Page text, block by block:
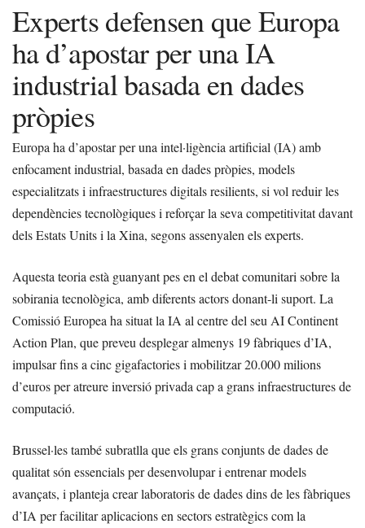
Experts defensen que Europa
ha d’apostar per una IA
industrial basada en dades
pròpies
Europa ha d’apostar per una intel·ligència artificial (IA) amb
enfocament industrial, basada en dades pròpies, models
especialitzats i infraestructures digitals resilients, si vol reduir les
dependències tecnològiques i reforçar la seva competitivitat davant
dels Estats Units i la Xina, segons assenyalen els experts.
Aquesta teoria està guanyant pes en el debat comunitari sobre la
sobirania tecnològica, amb diferents actors donant-li suport. La
Comissió Europea ha situat la IA al centre del seu AI Continent
Action Plan, que preveu desplegar almenys 19 fàbriques d’IA,
impulsar fins a cinc gigafactories i mobilitzar 20.000 milions
d’euros per atreure inversió privada cap a grans infraestructures de
computació.
Brussel·les també subratlla que els grans conjunts de dades de
qualitat són essencials per desenvolupar i entrenar models
avançats, i planteja crear laboratoris de dades dins de les fàbriques
d’IA per facilitar aplicacions en sectors estratègics com la